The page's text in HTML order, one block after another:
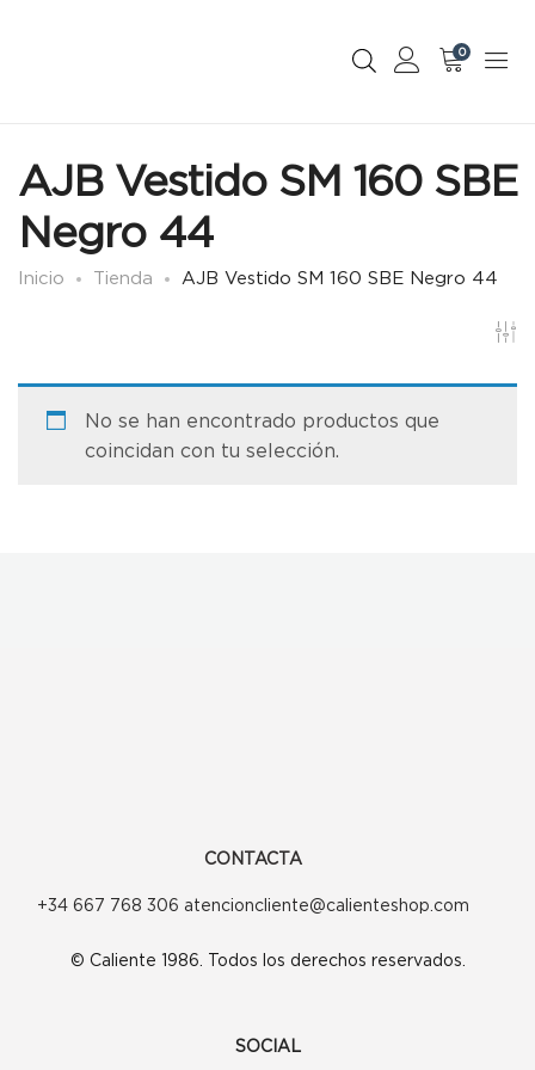
0
AJB Vestido SM 160 SBE
Negro 44
Inicio Tienda AJB Vestido SM 160 SBE Negro 44
No se han encontrado productos que
coincidan con tu selección.
CONTACTA
+34 667 768 306 atencioncliente@calienteshop.com
© Caliente 1986. Todos los derechos reservados.
SOCIAL